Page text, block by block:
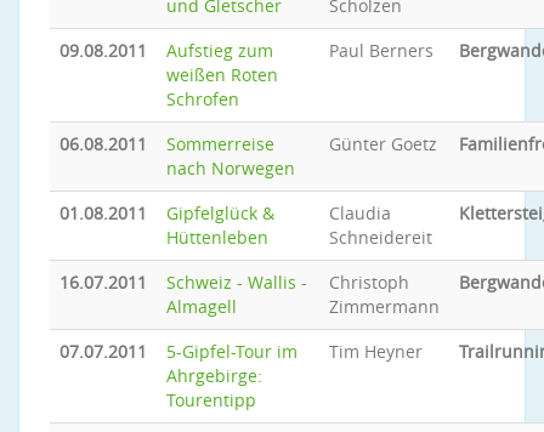
und Gletscher
Scholzen
09.08.2011
Aufstieg zum
weißen Roten
Schrofen
Paul Berners
06.08.2011
Sommerreise
nach Norwegen
Günter Goetz
01.08.2011
Gipfelglück &
Hüttenleben
Claudia
Schneidereit
16.07.2011
Schweiz - Wallis -
Almagell
Christoph
Zimmermann
07.07.2011
5-Gipfel-Tour im
Ahrgebirge:
Tourentipp
Tim Heyner